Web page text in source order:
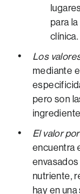
para
clínica.
Los
mediante
pero son
El valor
encuentra
nutriente,
hay en